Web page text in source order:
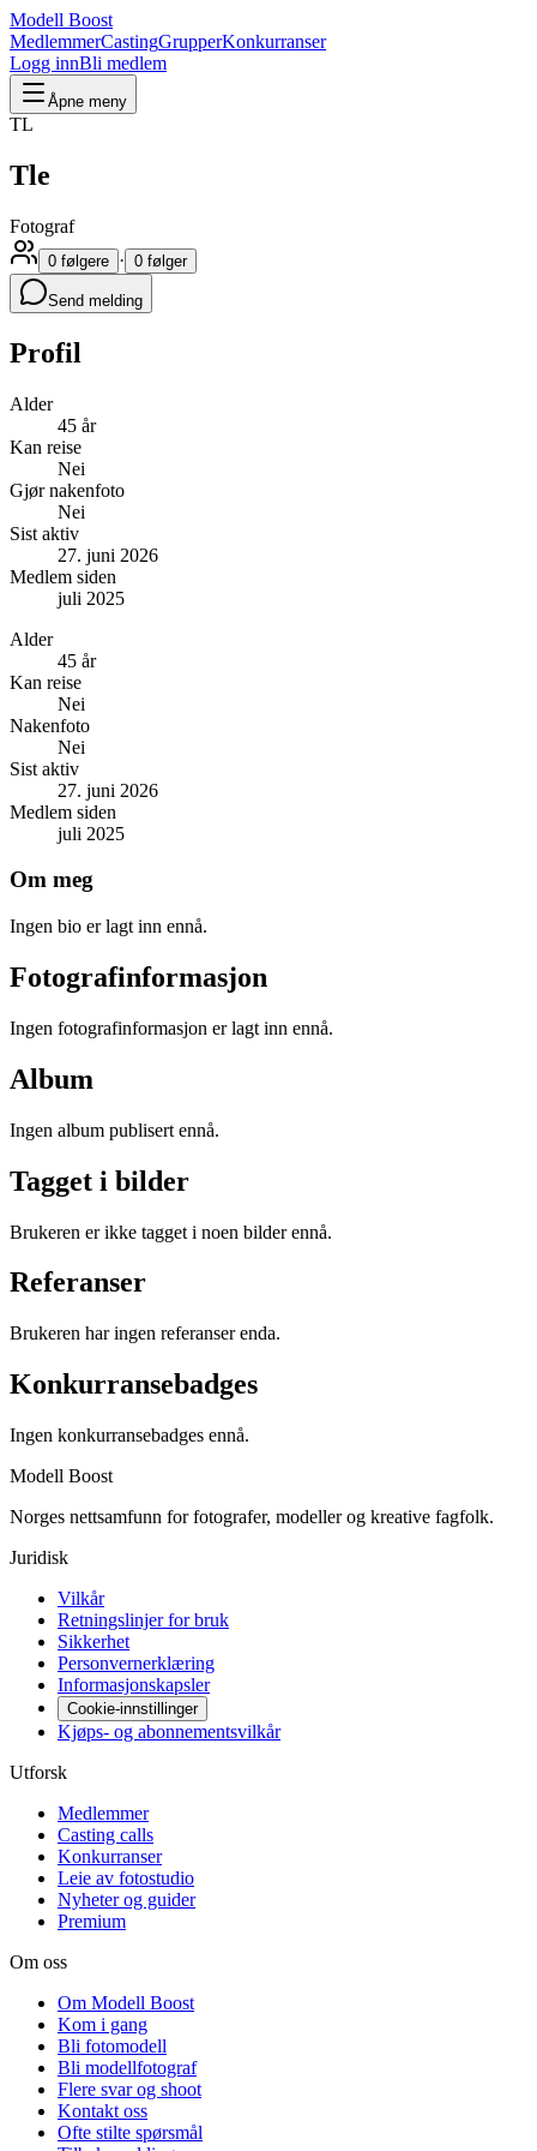
Modell Boost
MedlemmerCastingGrupperKonkurranser
Logg innBli medlem
Åpne meny
TL
Tle
Fotograf
0 følgere · 0 følger
Send melding
Profil
Alder
45 år
Kan reise
Nei
Gjør nakenfoto
Nei
Sist aktiv
27. juni 2026
Medlem siden
juli 2025
Alder
45 år
Kan reise
Nei
Nakenfoto
Nei
Sist aktiv
27. juni 2026
Medlem siden
juli 2025
Om meg
Ingen bio er lagt inn ennå.
Fotografinformasjon
Ingen fotografinformasjon er lagt inn ennå.
Album
Ingen album publisert ennå.
Tagget i bilder
Brukeren er ikke tagget i noen bilder ennå.
Referanser
Brukeren har ingen referanser enda.
Konkurransebadges
Ingen konkurransebadges ennå.
Modell Boost
Norges nettsamfunn for fotografer, modeller og kreative fagfolk.
Juridisk
Vilkår
Retningslinjer for bruk
Sikkerhet
Personvernerklæring
Informasjonskapsler
Cookie-innstillinger
Kjøps- og abonnementsvilkår
Utforsk
Medlemmer
Casting calls
Konkurranser
Leie av fotostudio
Nyheter og guider
Premium
Om oss
Om Modell Boost
Kom i gang
Bli fotomodell
Bli modellfotograf
Flere svar og shoot
Kontakt oss
Ofte stilte spørsmål